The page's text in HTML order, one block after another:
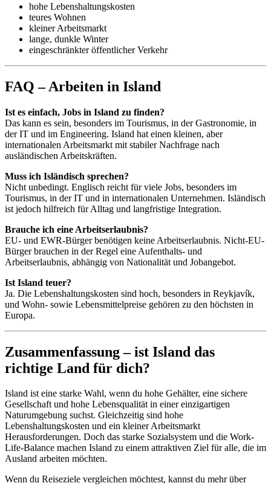
hohe Lebenshaltungskosten
teures Wohnen
kleiner Arbeitsmarkt
lange, dunkle Winter
eingeschränkter öffentlicher Verkehr
FAQ – Arbeiten in Island
Ist es einfach, Jobs in Island zu finden?
Das kann es sein, besonders im Tourismus, in der Gastronomie, in
der IT und im Engineering. Island hat einen kleinen, aber
internationalen Arbeitsmarkt mit stabiler Nachfrage nach
ausländischen Arbeitskräften.
Muss ich Isländisch sprechen?
Nicht unbedingt. Englisch reicht für viele Jobs, besonders im
Tourismus, in der IT und in internationalen Unternehmen. Isländisch
ist jedoch hilfreich für Alltag und langfristige Integration.
Brauche ich eine Arbeitserlaubnis?
EU- und EWR-Bürger benötigen keine Arbeitserlaubnis. Nicht-EU-
Bürger brauchen in der Regel eine Aufenthalts- und
Arbeitserlaubnis, abhängig von Nationalität und Jobangebot.
Ist Island teuer?
Ja. Die Lebenshaltungskosten sind hoch, besonders in Reykjavík,
und Wohn- sowie Lebensmittelpreise gehören zu den höchsten in
Europa.
Zusammenfassung – ist Island das
richtige Land für dich?
Island ist eine starke Wahl, wenn du hohe Gehälter, eine sichere
Gesellschaft und hohe Lebensqualität in einer einzigartigen
Naturumgebung suchst. Gleichzeitig sind hohe
Lebenshaltungskosten und ein kleiner Arbeitsmarkt
Herausforderungen. Doch das starke Sozialsystem und die Work-
Life-Balance machen Island zu einem attraktiven Ziel für alle, die im
Ausland arbeiten möchten.
Wenn du Reiseziele vergleichen möchtest, kannst du mehr über